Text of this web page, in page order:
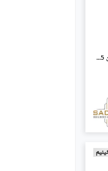
رائل آرچرڈ ملتان پبلک سکول روڈ,ملتان میں 3 کمروں کا 5 مرلہ مکان 1.75 کروڑ میں برائے فروخت۔